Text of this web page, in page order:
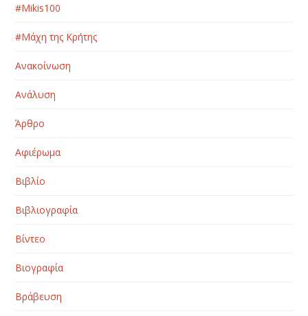
#Μikis100
#Μάχη της Κρήτης
Ανακοίνωση
Ανάλυση
Άρθρο
Αφιέρωμα
Βιβλίο
Βιβλιογραφία
Βίντεο
Βιογραφία
Βράβευση